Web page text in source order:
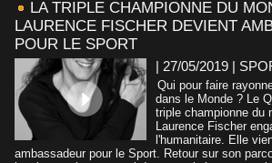
LA TRIPLE CHAMPIONNE DU
LAURENCE FISCHER DEVIENT
POUR LE SPORT
| 27/05/2019 |
Qui pour faire
dans le Monde ? Le
triple championne du
Laurence Fischer
l'humanitaire. Elle
ambassadeur pour le Sport. Retour sur son